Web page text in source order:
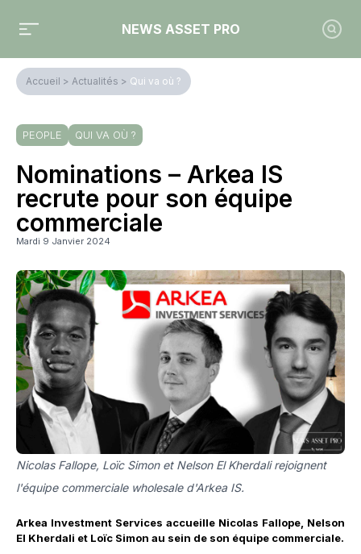
NEWS ASSET PRO
Accueil > Actualités > Qui va où ?
PEOPLE QUI VA OÙ ?
Nominations – Arkea IS
recrute pour son équipe
commerciale
Mardi 9 Janvier 2024
Nicolas Fallope, Loïc Simon et Nelson El Kherdali rejoignent
l'équipe commerciale wholesale d'Arkea IS.
Arkea Investment Services accueille Nicolas Fallope, Nelson
El Kherdali et Loïc Simon au sein de son équipe commerciale.